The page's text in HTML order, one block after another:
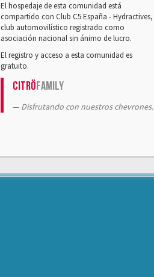
El hospedaje de esta comunidad está
compartido con Club C5 España - Hydractives,
club automovilístico registrado como
asociación nacional sin ánimo de lucro.
El registro y acceso a esta comunidad es
gratuito.
CitröFamily
Disfrutando con nuestros chevrones.